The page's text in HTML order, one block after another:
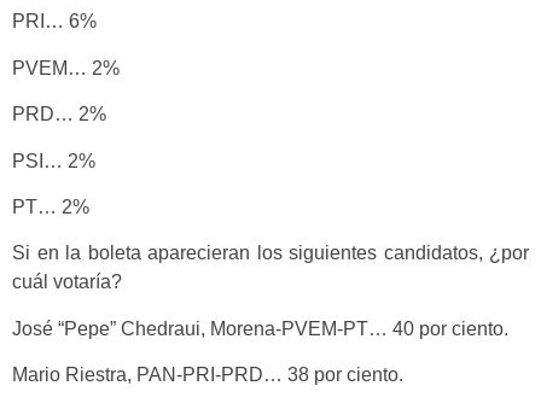
PRI… 6%
PVEM… 2%
PRD… 2%
PSI… 2%
PT… 2%
Si en la boleta aparecieran los siguientes candidatos, ¿por
cuál votaría?
José “Pepe” Chedraui, Morena-PVEM-PT… 40 por ciento.
Mario Riestra, PAN-PRI-PRD… 38 por ciento.